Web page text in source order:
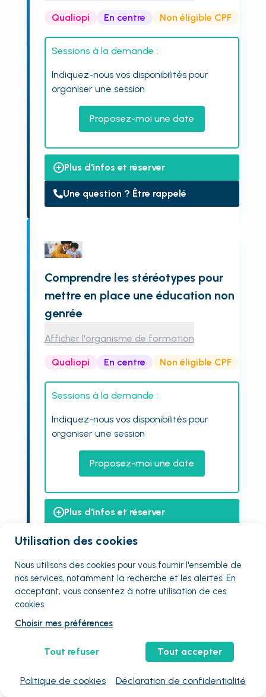
Qualiopi En centre Non éligible CPF
Sessions à la demande :
Indiquez-nous vos disponibilités pour
organiser une session
Proposez-moi une date
Plus d'infos et réserver
Une question ? Être rappelé
Comprendre les stéréotypes pour
mettre en place une éducation non
genrée
Afficher l'organisme de formation
Qualiopi En centre Non éligible CPF
Sessions à la demande :
Indiquez-nous vos disponibilités pour
organiser une session
Proposez-moi une date
Plus d'infos et réserver
Une question ? Être rappelé
Notre pratique professionnelle du
point de vue des neurosciences
actuelles
Afficher l'organisme de formation
Utilisation des cookies
Nous utilisons des cookies pour vous fournir l'ensemble de
nos services, notamment la recherche et les alertes. En
acceptant, vous consentez à notre utilisation de ces
cookies.
Choisir mes préférences
Tout refuser Tout accepter
Politique de cookies Déclaration de confidentialité